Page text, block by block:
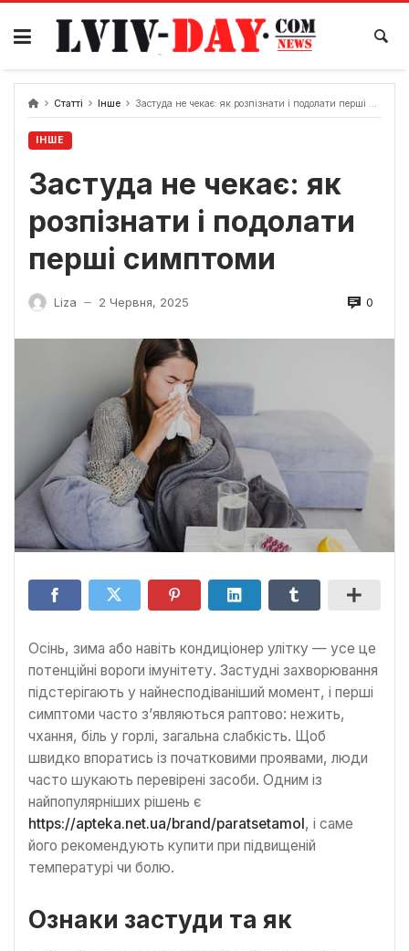
Skip
content
Статті Інше Застуда не чекає: як розпізнати і подолати перші симптоми
ІНШЕ
Застуда не чекає: як
розпізнати і подолати
перші симптоми
Liza — 2 Червня, 2025 0
Осінь, зима або навіть кондиціонер улітку — усе це
потенційні вороги імунітету. Застудні захворювання
підстерігають у найнесподіваніший момент, і перші
симптоми часто з’являються раптово: нежить,
чхання, біль у горлі, загальна слабкість. Щоб
швидко впоратись із початковими проявами, люди
часто шукають перевірені засоби. Одним із
найпопулярніших рішень є
https://apteka.net.ua/brand/paratsetamol , і саме
його рекомендують купити при підвищеній
температурі чи болю.
Ознаки застуди та як